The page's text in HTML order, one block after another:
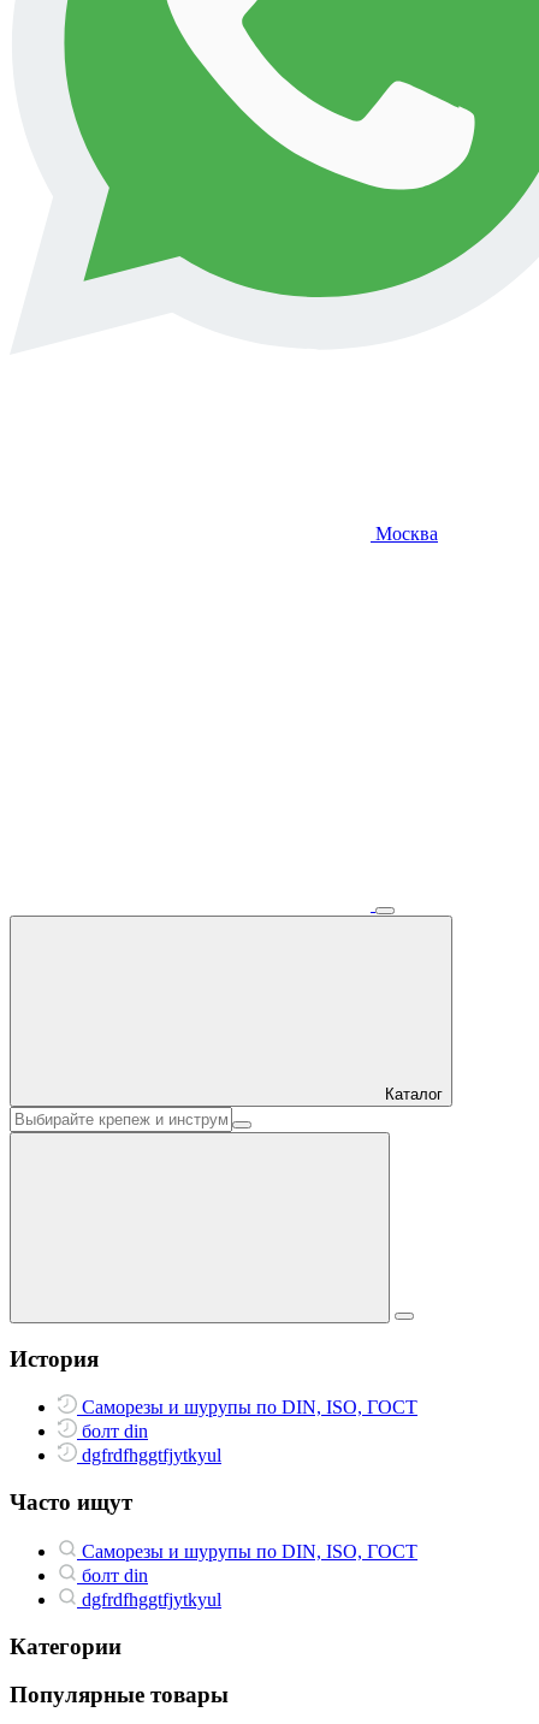
Москва
Каталог
История
Саморезы и шурупы по DIN, ISO, ГОСТ
болт din
dgfrdfhggtfjytkyul
Часто ищут
Саморезы и шурупы по DIN, ISO, ГОСТ
болт din
dgfrdfhggtfjytkyul
Категории
Популярные товары